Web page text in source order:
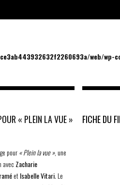
web/
« PLEIN LA VUE »
pour« Plein la vue », une
avec Zacharie
etIsabelle Vitari. Le
FICHE DU